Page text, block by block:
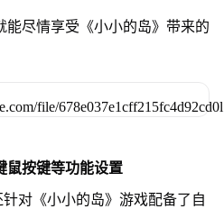
能尽情享受《小小的岛》带来的
鼠按键等功能设置
对《小小的岛》游戏配备了自